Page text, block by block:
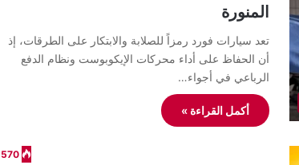
المنورة
​تعد سيارات فورد رمزاً للصلابة والابتكار على الطرقات، إذ
أن الحفاظ على أداء محركات الإيكوبوست ونظام الدفع
الرباعي في أجواء…
أكمل القراءة »
570